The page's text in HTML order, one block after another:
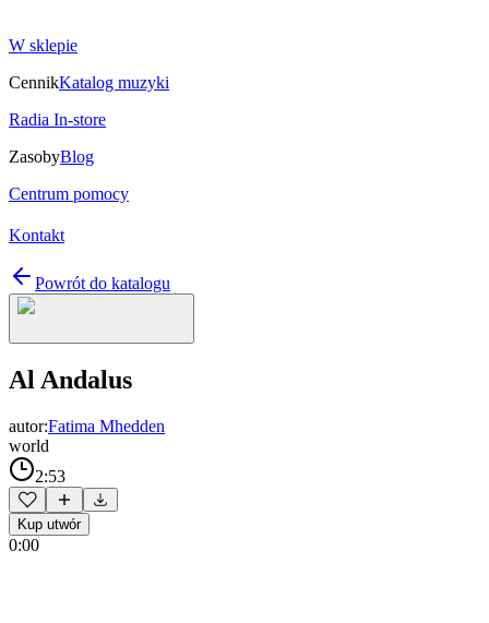
W sklepie
CennikKatalog muzyki
Radia In-store
ZasobyBlog
Centrum pomocy
Kontakt
Powrót do katalogu
Al Andalus
autor:Fatima Mhedden
world
2:53
Kup utwór
0:00